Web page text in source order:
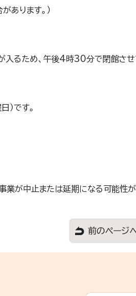
あります。）
入るため、午後4時30分で閉館さ
です。
業が中止または延期になる可能性が
前のページ